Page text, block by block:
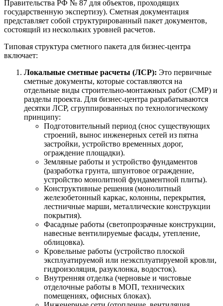
Правительства РФ № 87 для объектов, проходящих
государственную экспертизу). Сметная документация
представляет собой структурированный пакет документов,
состоящий из нескольких уровней расчетов.
Типовая структура сметного пакета для бизнес-центра
включает:
Локальные сметные расчеты (ЛСР): Это первичные
сметные документы, которые составляются на
отдельные виды строительно-монтажных работ (СМР) и
разделы проекта. Для бизнес-центра разрабатываются
десятки ЛСР, сгруппированных по технологическому
принципу:
Подготовительный период (снос существующих
строений, вынос инженерных сетей из пятна
застройки, устройство временных дорог,
ограждение площадки).
Земляные работы и устройство фундаментов
(разработка грунта, шпунтовое ограждение,
устройство монолитной фундаментной плиты).
Конструктивные решения (монолитный
железобетонный каркас, колонны, перекрытия,
лестничные марши, металлические конструкции
покрытия).
Фасадные работы (светопрозрачные конструкции,
навесные вентилируемые фасады, утепление,
облицовка).
Кровельные работы (устройство плоской
эксплуатируемой или неэксплуатируемой кровли,
гидроизоляция, разуклонка, водосток).
Внутренняя отделка (черновые и чистовые
отделочные работы в МОП, технических
помещениях, офисных блоках).